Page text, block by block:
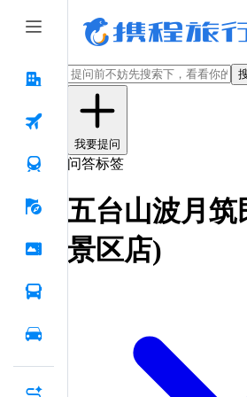
我要提问
问答标签
五台山波月筑
景区店)